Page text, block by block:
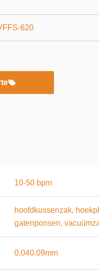
620
10-50 bpm
hoofdkussenzak,
gatenponsen,
0.040.09mm